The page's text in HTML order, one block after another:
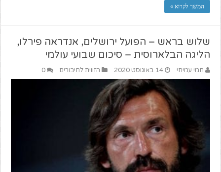
המשך לקרוא »
שלוש בראש – הפועל ירושלים, אנדראה פירלו,
הליגה הבלארוסית – סיכום שבועי עולמי
חמי עמיחי 14 באוגוסט 2020 הזווית לחיבורים 0